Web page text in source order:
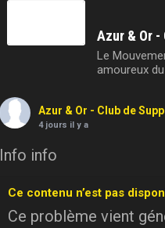
Azur & Or -
Le
amoureux
Azur & Or - Club de
4 jours il y a
Info info
Ce contenu n’est pas
Ce problème vient